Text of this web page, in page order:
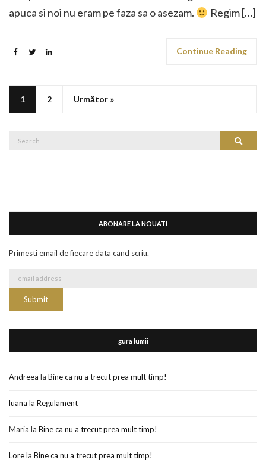
apuca si noi nu eram pe faza sa o asezam.
Regim […]
Continue Reading
1 2 Următor »
Search
ABONARE LA NOUATI
Primesti email de fiecare data cand scriu.
gura lumii
Andreea la Bine ca nu a trecut prea mult timp!
luana la Regulament
Maria la Bine ca nu a trecut prea mult timp!
Lorela Bine ca nu a trecut prea mult timp!